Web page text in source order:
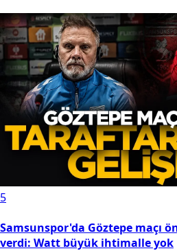
5
Samsunspor'da Göztepe maçı
verdi: Watt büyük ihtimalle yok